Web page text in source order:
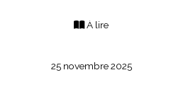
À lire
25 novembre 2025